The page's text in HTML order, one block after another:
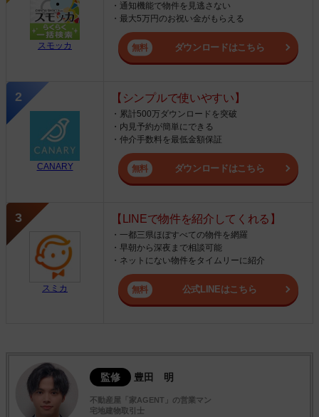
スモッカ
・通知機能で物件を見逃さない
・最大5万円のお祝い金がもらえる
ダウンロードはこちら
CANARY
【シンプルで使いやすい】
・累計500万ダウンロードを突破
・内見予約が簡単にできる
・仲介手数料を最低金額保証
ダウンロードはこちら
スミカ
【LINEで物件を紹介してくれる】
・一都三県ほぼすべての物件を網羅
・早朝から深夜まで相談可能
・ネットにない物件をタイムリーに紹介
公式LINEはこちら
監修 豊田 明
不動産屋「家AGENT」の営業マン
宅地建物取引士